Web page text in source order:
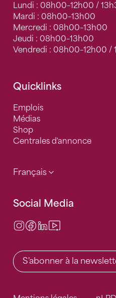
Lundi : 08h00–12h00 /
Mardi : 08h00–13h00
Mercredi : 08h00–13h00
Jeudi : 08h00–13h00
Vendredi : 08h00–12h00 /
Quicklinks
Emplois
Médias
Shop
Centrales d'annonce
Français
Social Media
Instagram
Facebook
LinkedIn
S'abonner à la